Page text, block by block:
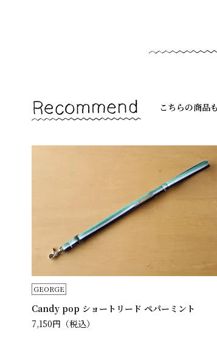
こちらの商品
GEORGE
Candy pop ショートリード ペパーミント
7,150円 （税込）